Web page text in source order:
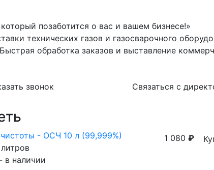
позаботится о вас и вашем бизнесе!»
технических газов и газосварочного
обработка заказов и выставление
звонок Связаться с
- ОСЧ 10 л (99,999%)
в наличии
1 080₽